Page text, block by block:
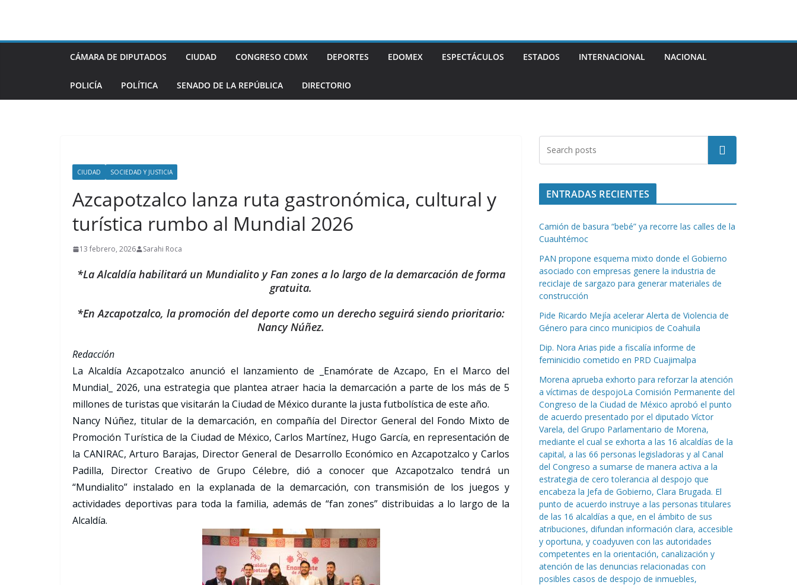
contenido
CÁMARA DE DIPUTADOS CIUDAD CONGRESO CDMX DEPORTES EDOMEX ESPECTÁCULOS ESTADOS INTERNACIONAL NACIONAL
POLICÍA POLÍTICA SENADO DE LA REPÚBLICA DIRECTORIO
CIUDAD SOCIEDAD Y JUSTICIA
Azcapotzalco lanza ruta gastronómica, cultural y
turística rumbo al Mundial 2026
13 febrero, 2026 Sarahi Roca
*La Alcaldía habilitará un Mundialito y Fan zones a lo largo de la demarcación de forma
gratuita.
*En Azcapotzalco, la promoción del deporte como un derecho seguirá siendo prioritario:
Nancy Núñez.
Redacción
La Alcaldía Azcapotzalco anunció el lanzamiento de _Enamórate de Azcapo, En el Marco del
Mundial_ 2026, una estrategia que plantea atraer hacia la demarcación a parte de los más de 5
millones de turistas que visitarán la Ciudad de México durante la justa futbolística de este año.
Nancy Núñez, titular de la demarcación, en compañía del Director General del Fondo Mixto de
Promoción Turística de la Ciudad de México, Carlos Martínez, Hugo García, en representación de
la CANIRAC, Arturo Barajas, Director General de Desarrollo Económico en Azcapotzalco y Carlos
Padilla, Director Creativo de Grupo Célebre, dió a conocer que Azcapotzalco tendrá un
“Mundialito” instalado en la explanada de la demarcación, con transmisión de los juegos y
actividades deportivas para toda la familia, además de “fan zones” distribuidas a lo largo de la
Alcaldía.
Buscar
ENTRADAS RECIENTES
Camión de basura “bebé” ya recorre las calles de la
Cuauhtémoc
PAN propone esquema mixto donde el Gobierno
asociado con empresas genere la industria de
reciclaje de sargazo para generar materiales de
construcción
Pide Ricardo Mejía acelerar Alerta de Violencia de
Género para cinco municipios de Coahuila
Dip. Nora Arias pide a fiscalía informe de
feminicidio cometido en PRD Cuajimalpa
Morena aprueba exhorto para reforzar la atención
a víctimas de despojoLa Comisión Permanente del
Congreso de la Ciudad de México aprobó el punto
de acuerdo presentado por el diputado Víctor
Varela, del Grupo Parlamentario de Morena,
mediante el cual se exhorta a las 16 alcaldías de la
capital, a las 66 personas legisladoras y al Canal
del Congreso a sumarse de manera activa a la
estrategia de cero tolerancia al despojo que
encabeza la Jefa de Gobierno, Clara Brugada. El
punto de acuerdo instruye a las personas titulares
de las 16 alcaldías a que, en el ámbito de sus
atribuciones, difundan información clara, accesible
y oportuna, y coadyuven con las autoridades
competentes en la orientación, canalización y
atención de las denuncias relacionadas con
posibles casos de despojo de inmuebles,